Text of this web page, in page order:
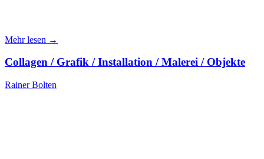
Mehr lesen →
Collagen / Grafik / Installation / Malerei / Objekte
Rainer Bolten